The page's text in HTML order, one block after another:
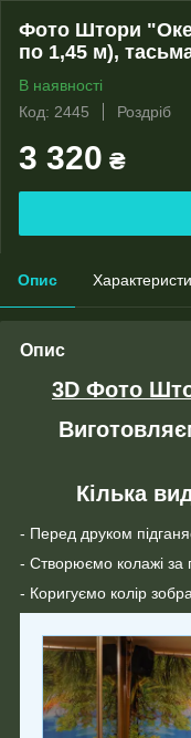
Фото Штори
по 1,45 м),
В наявності
Код: 2445
Роздріб
3 320 ₴
Опис
Опис
3D Фото
Кілька
- Перед друком
- Створюємо колажі за
- Коригуємо колір